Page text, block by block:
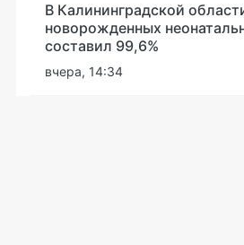
В Калининградской
новорожденных
составил 99,6%
вчера, 14:34